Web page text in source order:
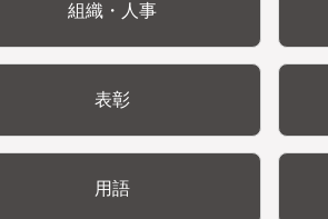
組織・人事
表彰
用語